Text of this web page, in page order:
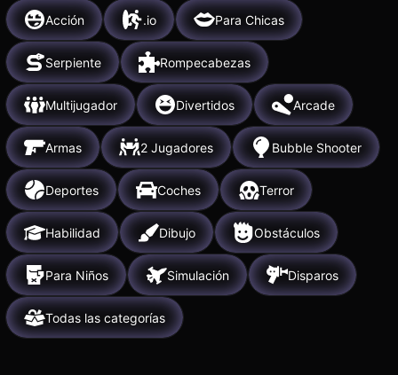
Acción .io Para Chicas
Serpiente Rompecabezas
Multijugador Divertidos Arcade
Armas 2 Jugadores Bubble Shooter
Deportes Coches Terror
Habilidad Dibujo Obstáculos
Para Niños Simulación Disparos
Todas las categorías